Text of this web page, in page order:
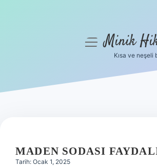
Hakkımızda
menüyüMinik
Kısa ve neşeli
MADEN SODASI
Tarih: Ocak 1, 2025